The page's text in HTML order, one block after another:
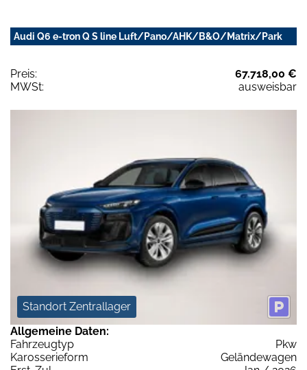
Audi Q6 e-tron Q S line Luft/Pano/AHK/B&O/Matrix/Park
Preis:
67.718,00 €
MWSt:
ausweisbar
Standort Zentrallager
Allgemeine Daten:
Fahrzeugtyp
Pkw
Karosserieform
Geländewagen